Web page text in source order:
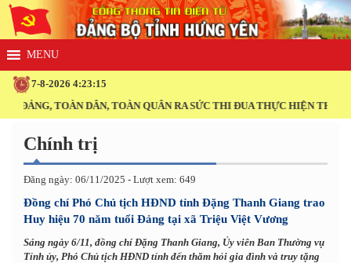
7-8-2026 4:23:15
ĐẢNG, TOÀN DÂN, TOÀN QUÂN RA SỨC THI ĐUA THỰC HIỆN
Chính trị
Đăng ngày: 06/11/2025 - Lượt xem: 649
Đồng chí Phó Chủ tịch HĐND tỉnh Đặng Thanh Giang trao
Huy hiệu 70 năm tuổi Đảng tại xã Triệu Việt Vương
Sáng ngày 6/11, đồng chí Đặng Thanh Giang, Ủy viên Ban Thường vụ
Tỉnh ủy, Phó Chủ tịch HĐND tỉnh đến thăm hỏi gia đình và truy tặng